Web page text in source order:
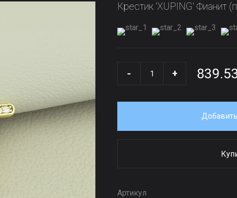
Крестик 'XUPING' Фианит
- +
Артикул